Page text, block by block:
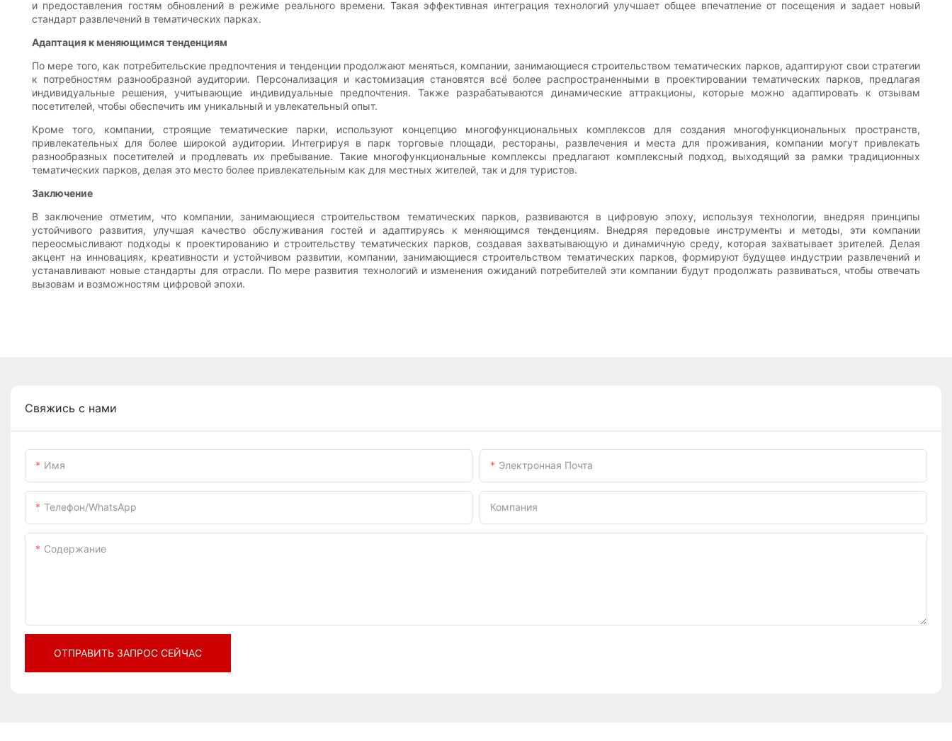
и предоставления гостям обновлений в режиме реального времени. Такая эффективная интеграция технологий улучшает общее впечатление от посещения и задает новый
стандарт развлечений в тематических парках.
Адаптация к меняющимся тенденциям
По мере того, как потребительские предпочтения и тенденции продолжают меняться, компании, занимающиеся строительством тематических парков, адаптируют свои стратегии
к потребностям разнообразной аудитории. Персонализация и кастомизация становятся всё более распространенными в проектировании тематических парков, предлагая
индивидуальные решения, учитывающие индивидуальные предпочтения. Также разрабатываются динамические аттракционы, которые можно адаптировать к отзывам
посетителей, чтобы обеспечить им уникальный и увлекательный опыт.
Кроме того, компании, строящие тематические парки, используют концепцию многофункциональных комплексов для создания многофункциональных пространств,
привлекательных для более широкой аудитории. Интегрируя в парк торговые площади, рестораны, развлечения и места для проживания, компании могут привлекать
разнообразных посетителей и продлевать их пребывание. Такие многофункциональные комплексы предлагают комплексный подход, выходящий за рамки традиционных
тематических парков, делая это место более привлекательным как для местных жителей, так и для туристов.
Заключение
В заключение отметим, что компании, занимающиеся строительством тематических парков, развиваются в цифровую эпоху, используя технологии, внедряя принципы
устойчивого развития, улучшая качество обслуживания гостей и адаптируясь к меняющимся тенденциям. Внедряя передовые инструменты и методы, эти компании
переосмысливают подходы к проектированию и строительству тематических парков, создавая захватывающую и динамичную среду, которая захватывает зрителей. Делая
акцент на инновациях, креативности и устойчивом развитии, компании, занимающиеся строительством тематических парков, формируют будущее индустрии развлечений и
устанавливают новые стандарты для отрасли. По мере развития технологий и изменения ожиданий потребителей эти компании будут продолжать развиваться, чтобы отвечать
вызовам и возможностям цифровой эпохи.
Свяжись с нами
Имя Электронная Почта
Телефон/WhatsApp Компания
Содержание
ОТПРАВИТЬ ЗАПРОС СЕЙЧАС